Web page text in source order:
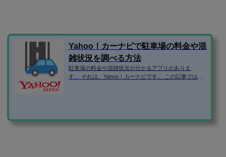
Yahoo！カーナビで駐車場の料金や混
雑状況を調べる方法
駐車場の料金や混雑状況が分かるアプリがありま
す。 それは、Yahoo！カーナビです。 この記事では、Y
しない状態でアプリを起動すると、位置情報をオンに